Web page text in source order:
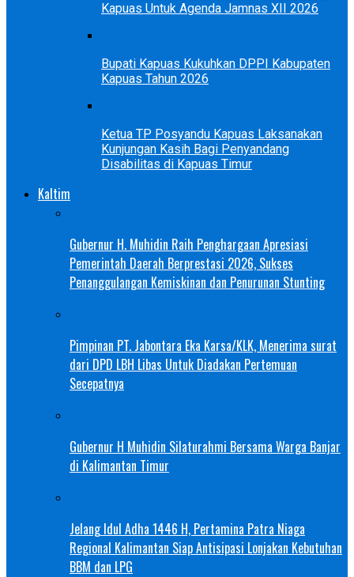
Kapuas Untuk Agenda Jamnas XII 2026
Bupati Kapuas Kukuhkan DPPI Kabupaten
Kapuas Tahun 2026
Ketua TP Posyandu Kapuas Laksanakan
Kunjungan Kasih Bagi Penyandang
Disabilitas di Kapuas Timur
Kaltim
Gubernur H. Muhidin Raih Penghargaan Apresiasi
Pemerintah Daerah Berprestasi 2026, Sukses
Penanggulangan Kemiskinan dan Penurunan Stunting
Pimpinan PT. Jabontara Eka Karsa/KLK, Menerima surat
dari DPD LBH Libas Untuk Diadakan Pertemuan
Secepatnya
Gubernur H Muhidin Silaturahmi Bersama Warga Banjar
di Kalimantan Timur
Jelang Idul Adha 1446 H, Pertamina Patra Niaga
Regional Kalimantan Siap Antisipasi Lonjakan Kebutuhan
BBM dan LPG